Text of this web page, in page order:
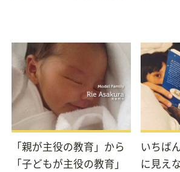
「親が主役の教育」から
「子どもが主役の教育」
いちば
に見え